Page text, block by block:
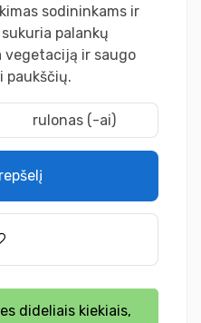
sodininkams ir
palankų
vegetaciją ir saugo
paukščių.
rulonas (-ai)
dideliais kiekiais,